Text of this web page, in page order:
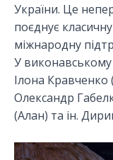
України. Це
поєднує
міжнародну
У виконавському
Ілона Кравченко
Олександр
(Алан) та ін.